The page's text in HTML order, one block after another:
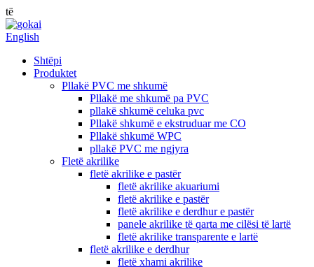
të
English
Shtëpi
Produktet
Pllakë PVC me shkumë
Pllakë me shkumë pa PVC
pllakë shkumë celuka pvc
Pllakë shkumë e ekstruduar me CO
Pllakë shkumë WPC
pllakë PVC me ngjyra
Fletë akrilike
fletë akrilike e pastër
fletë akrilike akuariumi
fletë akrilike e pastër
fletë akrilike e derdhur e pastër
panele akrilike të qarta me cilësi të lartë
fletë akrilike transparente e lartë
fletë akrilike e derdhur
fletë xhami akrilike